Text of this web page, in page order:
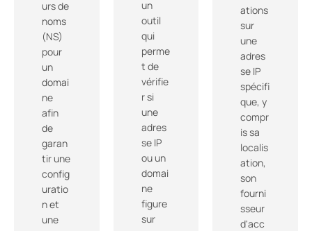
urs de
noms
(NS)
pour
un
domai
ne
afin
de
garan
tir une
config
uratio
n et
une
un
outil
qui
perme
t de
vérifie
r si
une
adres
se IP
ou un
domai
ne
figure
sur
ations
sur
une
adres
se IP
spécifi
que, y
compr
is sa
localis
ation,
son
fourni
sseur
d'acc